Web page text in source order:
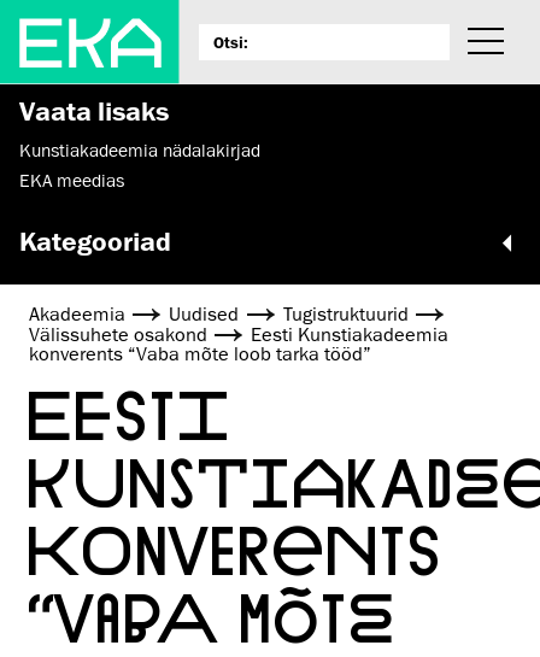
Vaata lisaks
Kunstiakadeemia nädalakirjad
EKA meedias
Kategooriad
Akadeemia Uudised
Tugistruktuurid
Välissuhete osakond
Eesti Kunstiakadeemia
konverents “Vaba mõte loob tarka tööd”
EESTI
KONVERENTS
“VABA MÕTE